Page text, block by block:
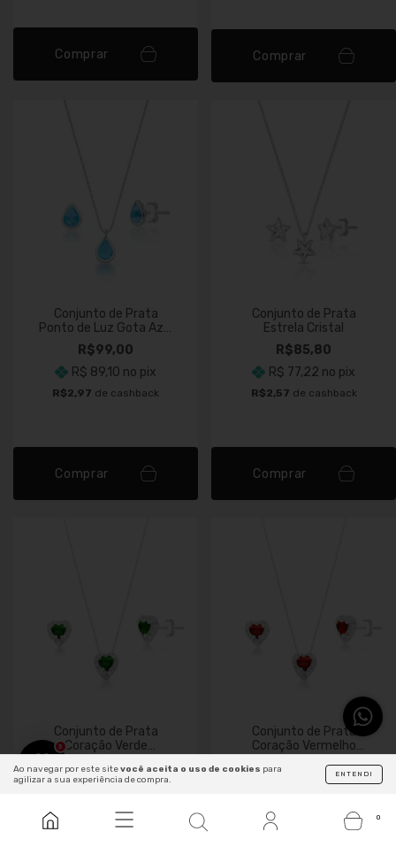
Ao navegar por este sitevocê aceita o uso de cookies para
agilizar a sua experiência de compra.
ENTENDI
0
Comprar Comprar
Conjunto de Prata
Ponto de Luz Gota Azul
Piscina
R$99,00
R$ 89,10 no pix
R$2,97 de cashback
Comprar
Conjunto de Prata
Estrela Cristal
R$85,80
R$ 77,22 no pix
R$2,57 de cashback
Comprar
Conjunto de Prata
Coração Verde
R$154,00
R$4,62 de cashback
Conjunto de Prata
Coração Vermelho
R$112,00
R$3,36 de cashback
3